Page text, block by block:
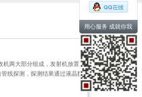
机两大部分组成，发射机放置
线探测，探测结果通过液晶数
用心服务 成就你我